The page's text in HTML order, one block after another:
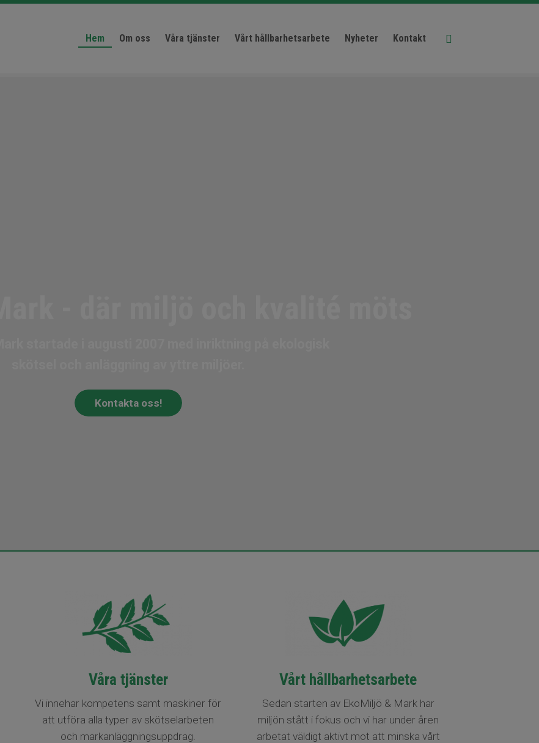
Hem Om oss Våra tjänster Vårt hållbarhetsarbete Nyheter Kontakt
Kontakta oss!
Våra tjänster
Vi innehar kompetens samt maskiner för
att utföra alla typer av skötselarbeten
och markanläggningsuppdrag.
Vårt hållbarhetsarbete
Sedan starten av EkoMiljö & Mark har
miljön stått i fokus och vi har under åren
arbetat väldigt aktivt mot att minska vårt